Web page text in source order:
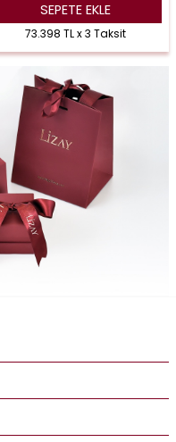
SEPETE EKLE
73.398 TL x 3 Taksit